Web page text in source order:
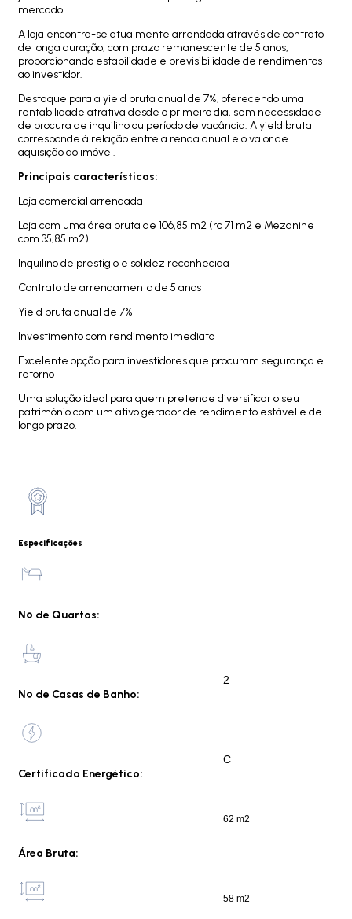
mercado.
A loja encontra-se atualmente arrendada através de contrato
de longa duração, com prazo remanescente de 5 anos,
proporcionando estabilidade e previsibilidade de rendimentos
ao investidor.
Destaque para a yield bruta anual de 7%, oferecendo uma
rentabilidade atrativa desde o primeiro dia, sem necessidade
de procura de inquilino ou período de vacância. A yield bruta
corresponde à relação entre a renda anual e o valor de
aquisição do imóvel.
Principais características:
Loja comercial arrendada
Loja com uma área bruta de 106,85 m2 (rc 71 m2 e Mezanine
com 35,85 m2)
Inquilino de prestígio e solidez reconhecida
Contrato de arrendamento de 5 anos
Yield bruta anual de 7%
Investimento com rendimento imediato
Excelente opção para investidores que procuram segurança e
retorno
Uma solução ideal para quem pretende diversificar o seu
património com um ativo gerador de rendimento estável e de
longo prazo.
Especificações
Nº de Quartos:
Nº de Casas de Banho:
2
Certificado Energético:
C
Área Bruta:
62 m2
58 m2